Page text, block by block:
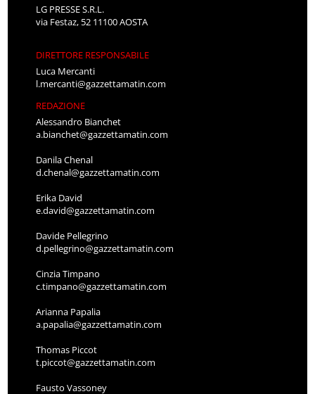
LG PRESSE S.R.L.
via Festaz, 52 11100 AOSTA
DIRETTORE RESPONSABILE
Luca Mercanti
l.mercanti@gazzettamatin.com
REDAZIONE
Alessandro Bianchet
a.bianchet@gazzettamatin.com
Danila Chenal
d.chenal@gazzettamatin.com
Erika David
e.david@gazzettamatin.com
Davide Pellegrino
d.pellegrino@gazzettamatin.com
Cinzia Timpano
c.timpano@gazzettamatin.com
Arianna Papalia
a.papalia@gazzettamatin.com
Thomas Piccot
t.piccot@gazzettamatin.com
Fausto Vassoney